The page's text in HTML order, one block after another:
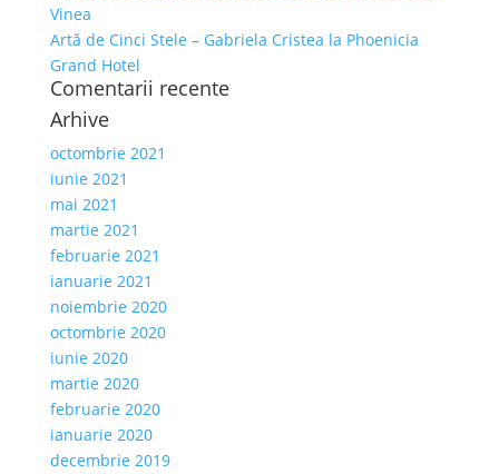
Vinea
Artă de Cinci Stele – Gabriela Cristea la Phoenicia
Grand Hotel
Comentarii recente
Arhive
octombrie 2021
iunie 2021
mai 2021
martie 2021
februarie 2021
ianuarie 2021
noiembrie 2020
octombrie 2020
iunie 2020
martie 2020
februarie 2020
ianuarie 2020
decembrie 2019